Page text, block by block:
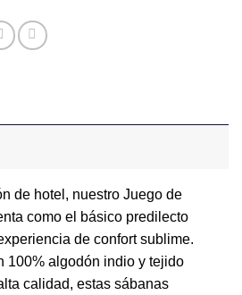
de hotel, nuestro Juego de
como el básico predilecto
de confort sublime.
100% algodón indio y tejido
calidad, estas sábanas